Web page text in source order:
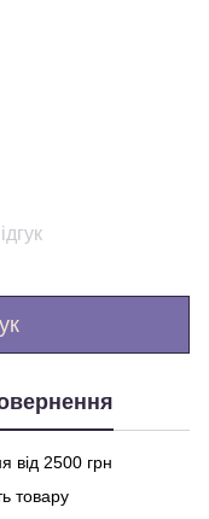
від 2500 грн
товару